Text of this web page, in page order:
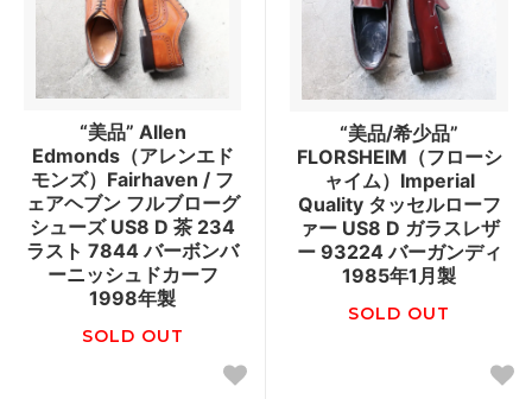
“美品” Allen
Edmonds（アレンエド
モンズ）Fairhaven / フ
ェアヘブン フルブローグ
シューズ US8 D 茶 234
ラスト 7844 バーボンバ
ーニッシュドカーフ
1998年製
SOLD OUT
“美品/希少品”
FLORSHEIM（フローシ
ャイム）Imperial
Quality タッセルローフ
ァー US8 D ガラスレザ
ー 93224 バーガンディ
1985年1月製
SOLD OUT